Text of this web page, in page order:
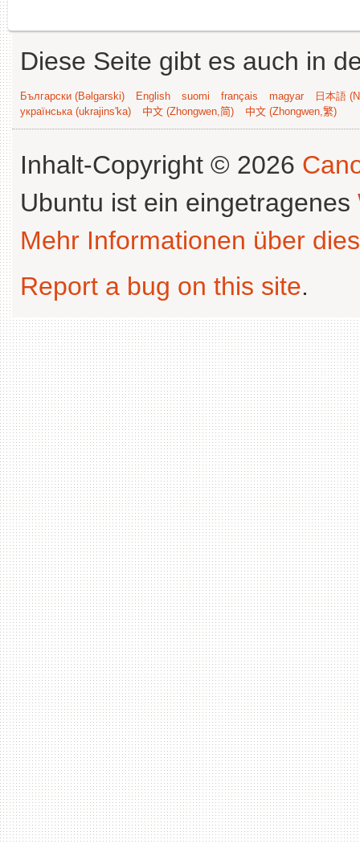
Diese Seite gibt es auch in
Български (Bəlgarski) English suomi français magyar
日本語
українська (ukrajins'ka)
中文 (Zhongwen,简) 中文 (Zhongwen,繁)
Inhalt-Copyright © 2026
Ubuntu ist ein eingetragenes
Mehr Informationen über
Report a bug on this site.